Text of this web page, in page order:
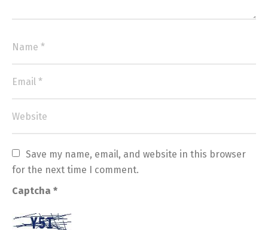
Save my name, email, and website in this browser
for the next time I comment.
Captcha *